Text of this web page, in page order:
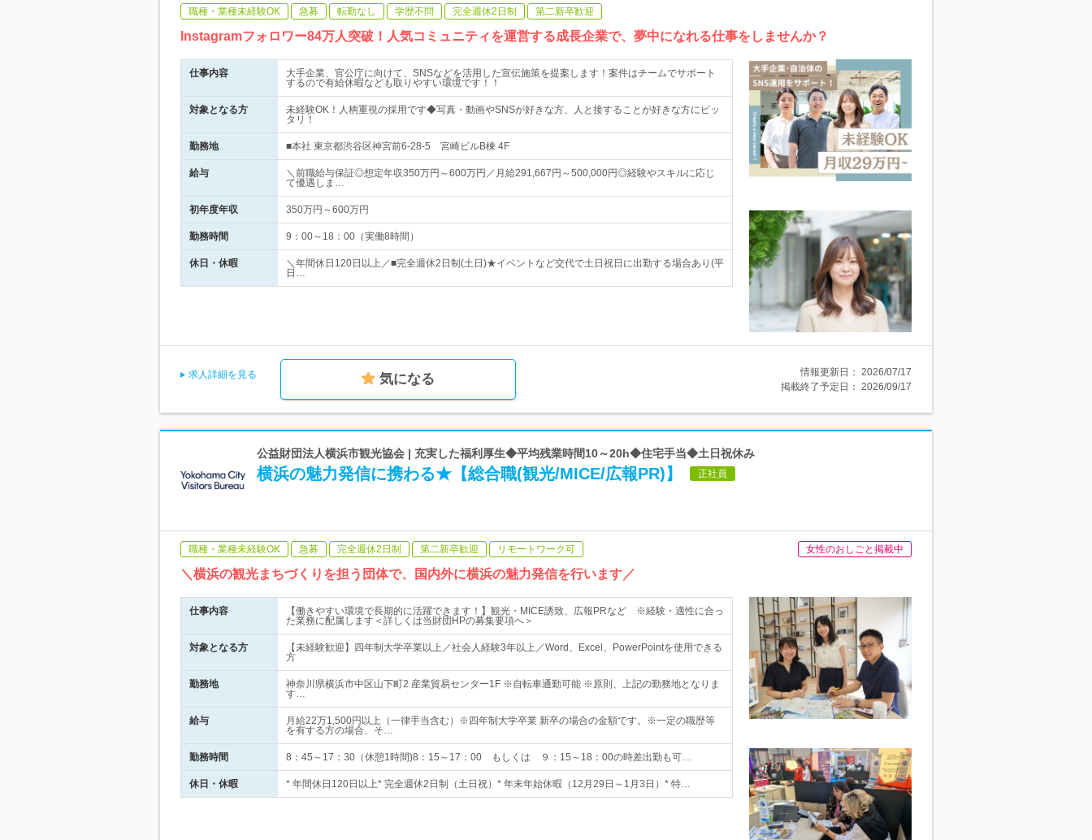
職種・業種未経験OK 急募 転勤なし 学歴不問 完全週休2日制 第二新卒歓迎
Instagramフォロワー84万人突破！人気コミュニティを運営する成長企業で、夢中になれる仕事をしませんか？
仕事内容
大手企業、官公庁に向けて、SNSなどを活用した宣伝施策を提案します！案件はチームでサポート
するので有給休暇なども取りやすい環境です！！
対象となる方
未経験OK！人柄重視の採用です◆写真・動画やSNSが好きな方、人と接することが好きな方にピッ
タリ！
勤務地 ■本社 東京都渋谷区神宮前6-28-5 宮崎ビルB棟 4F
給与
＼前職給与保証◎想定年収350万円～600万円／月給291,667円～500,000円◎経験やスキルに応じ
て優遇しま…
初年度年収 350万円～600万円
勤務時間 9：00～18：00（実働8時間）
休日・休暇
＼年間休日120日以上／■完全週休2日制(土日)★イベントなど交代で土日祝日に出勤する場合あり(平
日…
求人詳細を見る 気になる 情報更新日： 2026/07/17
掲載終了予定日： 2026/09/17
公益財団法人横浜市観光協会 | 充実した福利厚生◆平均残業時間10～20h◆住宅手当◆土日祝休み
横浜の魅力発信に携わる★【総合職(観光/MICE/広報PR)】 正社員
職種・業種未経験OK 急募 完全週休2日制 第二新卒歓迎 リモートワーク可 女性のおしごと掲載中
＼横浜の観光まちづくりを担う団体で、国内外に横浜の魅力発信を行います／
仕事内容
【働きやすい環境で長期的に活躍できます！】観光・MICE誘致、広報PRなど ※経験・適性に合っ
た業務に配属します＜詳しくは当財団HPの募集要項へ＞
対象となる方
【未経験歓迎】四年制大学卒業以上／社会人経験3年以上／Word、Excel、PowerPointを使用できる
方
勤務地
神奈川県横浜市中区山下町2 産業貿易センター1F ※自転車通勤可能 ※原則、上記の勤務地となりま
す…
給与
月給22万1,500円以上（一律手当含む）※四年制大学卒業 新卒の場合の金額です。※一定の職歴等
を有する方の場合、そ…
勤務時間 8：45～17：30（休憩1時間)8：15～17：00 もしくは ９：15～18：00の時差出勤も可…
休日・休暇 * 年間休日120日以上* 完全週休2日制（土日祝）* 年末年始休暇（12月29日～1月3日）* 特…